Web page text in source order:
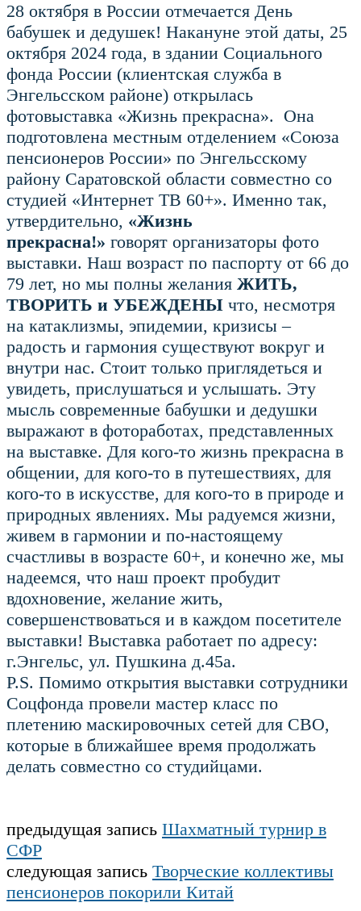
28 октября в России отмечается День
бабушек и дедушек! Накануне этой даты, 25
октября 2024 года, в здании Социального
фонда России (клиентская служба в
Энгельсском районе) открылась
фотовыставка «Жизнь прекрасна». Она
подготовлена местным отделением «Союза
пенсионеров России» по Энгельсскому
району Саратовской области совместно со
студией «Интернет ТВ 60+». Именно так,
утвердительно, «Жизнь
прекрасна!» говорят организаторы фото
выставки. Наш возраст по паспорту от 66 до
79 лет, но мы полны желания ЖИТЬ,
ТВОРИТЬ и УБЕЖДЕНЫ что, несмотря
на катаклизмы, эпидемии, кризисы –
радость и гармония существуют вокруг и
внутри нас. Стоит только приглядеться и
увидеть, прислушаться и услышать. Эту
мысль современные бабушки и дедушки
выражают в фотоработах, представленных
на выставке. Для кого-то жизнь прекрасна в
общении, для кого-то в путешествиях, для
кого-то в искусстве, для кого-то в природе и
природных явлениях. Мы радуемся жизни,
живем в гармонии и по-настоящему
счастливы в возрасте 60+, и конечно же, мы
надеемся, что наш проект пробудит
вдохновение, желание жить,
совершенствоваться и в каждом посетителе
выставки! Выставка работает по адресу:
г.Энгельс, ул. Пушкина д.45а.
P.S. Помимо открытия выставки сотрудники
Соцфонда провели мастер класс по
плетению маскировочных сетей для СВО,
которые в ближайшее время продолжать
делать совместно со студийцами.
предыдущая запись Шахматный турнир в
СФР
следующая запись Творческие коллективы
пенсионеров покорили Китай